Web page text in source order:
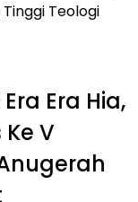
Teologi
Era Hia,
V